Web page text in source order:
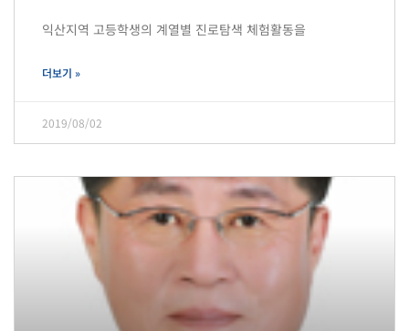
익산지역 고등학생의 계열별 진로탐색 체험활동을
더보기 »
2019/08/02